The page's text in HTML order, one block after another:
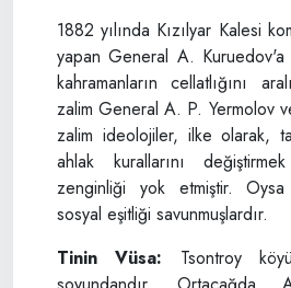
1882 yılında Kızılyar Kalesi
yapan General A. Kuruedov'a
kahramanların cellatlığını
zalim General A. P. Yermolov
zalim ideolojiler, ilke olarak,
ahlak kurallarını
zenginliği yok etmiştir. Oysa
sosyal eşitliği savunmuşlardır.
Tinin Vüsa: Tsontroy